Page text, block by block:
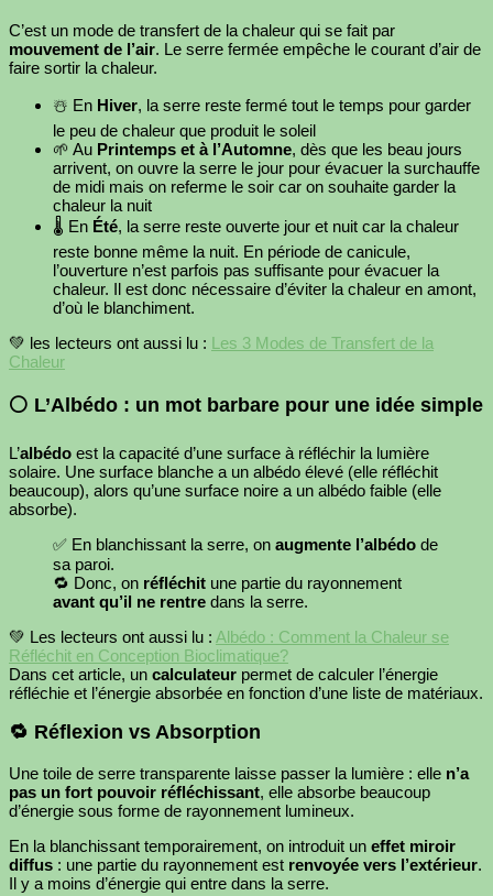
C’est un mode de transfert de la chaleur qui se fait par
mouvement de l’air. Le serre fermée empêche le courant d’air de
faire sortir la chaleur.
☃️ En Hiver, la serre reste fermé tout le temps pour garder
le peu de chaleur que produit le soleil
🌱 Au Printemps et à l’Automne, dès que les beau jours
arrivent, on ouvre la serre le jour pour évacuer la surchauffe
de midi mais on referme le soir car on souhaite garder la
chaleur la nuit
🌡 En Été, la serre reste ouverte jour et nuit car la chaleur
reste bonne même la nuit. En période de canicule,
l’ouverture n’est parfois pas suffisante pour évacuer la
chaleur. Il est donc nécessaire d’éviter la chaleur en amont,
d’où le blanchiment.
💚 les lecteurs ont aussi lu : Les 3 Modes de Transfert de la
Chaleur
⚪ L’Albédo : un mot barbare pour une idée simple
L’albédo est la capacité d’une surface à réfléchir la lumière
solaire. Une surface blanche a un albédo élevé (elle réfléchit
beaucoup), alors qu’une surface noire a un albédo faible (elle
absorbe).
✅ En blanchissant la serre, on augmente l’albédo de
sa paroi.
🔁 Donc, on réfléchit une partie du rayonnement
avant qu’il ne rentre dans la serre.
💚 Les lecteurs ont aussi lu : Albédo : Comment la Chaleur se
Réfléchit en Conception Bioclimatique?
Dans cet article, un calculateur permet de calculer l’énergie
réfléchie et l’énergie absorbée en fonction d’une liste de matériaux.
🔁 Réflexion vs Absorption
Une toile de serre transparente laisse passer la lumière : elle n’a
pas un fort pouvoir réfléchissant, elle absorbe beaucoup
d’énergie sous forme de rayonnement lumineux.
En la blanchissant temporairement, on introduit un effet miroir
diffus : une partie du rayonnement est renvoyée vers l’extérieur.
Il y a moins d’énergie qui entre dans la serre.